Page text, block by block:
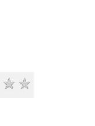
★ ★